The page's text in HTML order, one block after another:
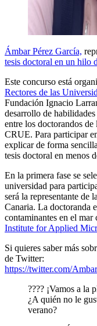
Ámbar Pérez García,
tesis doctoral en un hilo
Este concurso está
Rectores de las
Fundación Ignacio
desarrollo de
entre los doctorandos
CRUE. Para participar
explicar de forma
tesis doctoral en menos
En la primera fase se
universidad para
será la representante de
Canaria. La doctoranda
contaminantes en el mar
Institute for Applied
Si quieres saber más
de Twitter:
https://twitter.com/
????️ ¡Vamos a la
¿A quién no le
verano?